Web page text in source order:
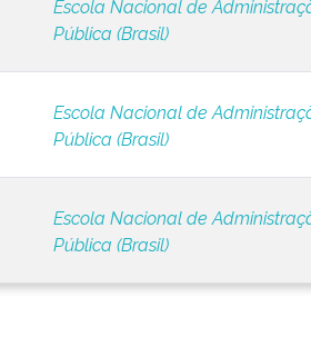
Escola Nacional de
Pública (Brasil)
Escola Nacional de
Pública (Brasil)
Escola Nacional de
Pública (Brasil)